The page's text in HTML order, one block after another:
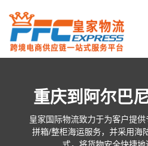
重庆到阿尔巴
皇家国际物流致力于为客户提
拼箱/整柜海运服务，并采用海